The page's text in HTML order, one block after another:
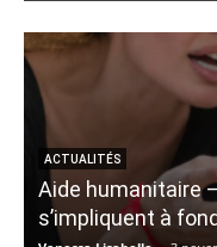
ACTUALITÉS
Aide humanitaire
s’impliquent à fond